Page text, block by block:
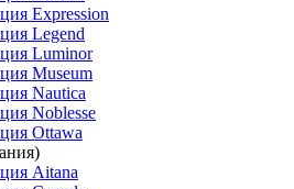
Expression
Legend
Luminor
Museum
Nautica
Noblesse
Ottawa
Aitana